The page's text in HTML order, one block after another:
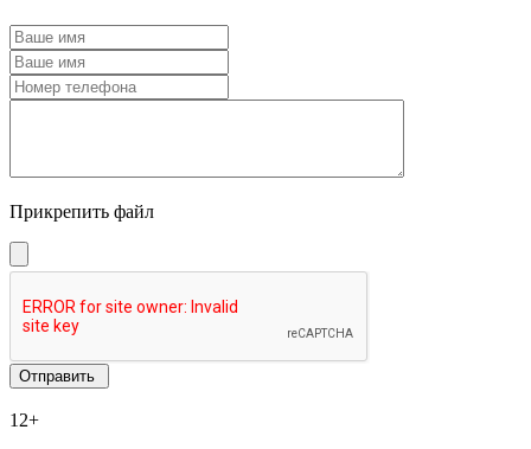
Прикрепить файл
12+